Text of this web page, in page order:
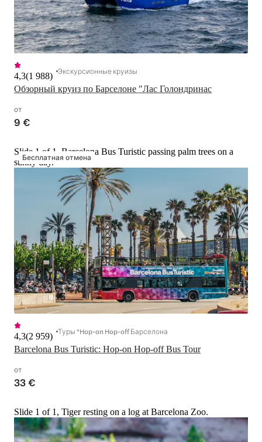
Обзорный круиз по Барселоне "Лас Голондринас
4,3(1 988) Экскурсионные круизы
от
9 €
Бесплатная отмена
Slide 1 of 1, Barcelona Bus Turistic passing palm trees on a
sunny day.
Barcelona Bus Turistic: Hop-on Hop-off Bus Tour
4,3(2 959) Туры "Hop-on Hop-off Барселона
от
33 €
Slide 1 of 1, Tiger resting on a log at Barcelona Zoo.